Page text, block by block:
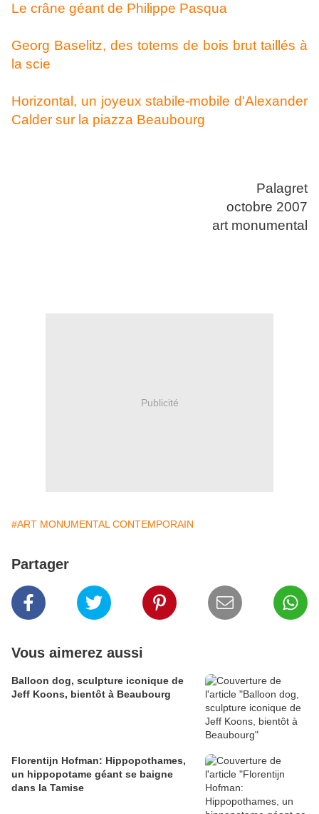
Le crâne géant de Philippe Pasqua
Georg Baselitz, des totems de bois brut taillés à
la scie
Horizontal, un joyeux stabile-mobile d'Alexander
Calder sur la piazza Beaubourg
Palagret
octobre 2007
art monumental
Publicité
#ART MONUMENTAL CONTEMPORAIN
Partager
Vous aimerez aussi
Balloon dog, sculpture iconique de
Jeff Koons, bientôt à Beaubourg
Florentijn Hofman: Hippopothames,
un hippopotame géant se baigne
dans la Tamise